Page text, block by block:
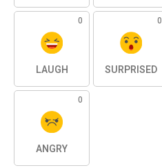
0
LAUGH
0
SURPRISED
0
ANGRY